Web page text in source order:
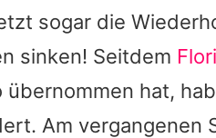
App
sogar die
sinken! Seitdem
übernommen hat,
Am vergangenen